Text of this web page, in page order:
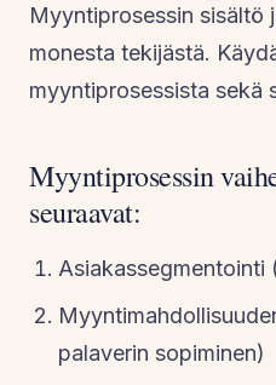
Myyntiprosessin sisältö
monesta tekijästä.
myyntiprosessista sekä
Myyntiprosessin
seuraavat:
Asiakassegmentointi
palaverin sopiminen)